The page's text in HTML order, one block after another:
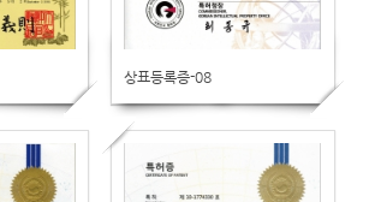
상표등록증-08